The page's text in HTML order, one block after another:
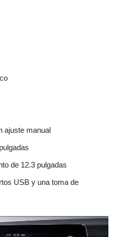
ajuste manual
de 12.3 pulgadas
USB y una toma de